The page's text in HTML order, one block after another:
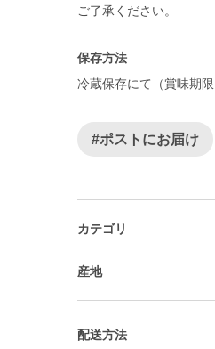
ご了承ください。
保存方法
冷蔵保存にて（賞味期限
#ポストにお届け
カテゴリ
産地
配送方法